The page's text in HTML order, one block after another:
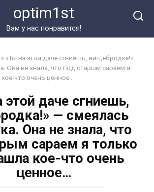
optim1st
Вам у нас понравится!
» «Ты на этой даче сгниешь, нищебродка!» —
Она не знала, что под старым сараем я
что очень ценное…
этой даче сгниешь,
— смеялась
Она не знала, что
сараем я только
кое-что очень
ценное…